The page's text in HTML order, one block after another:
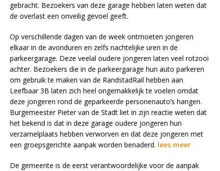
gebracht. Bezoekers van deze garage hebben laten weten dat
de overlast een onveilig gevoel geeft.
Op verschillende dagen van de week ontmoeten jongeren
elkaar in de avonduren en zelfs nachtelijke uren in de
parkeergarage. Deze veelal oudere jongeren laten veel rotzooi
achter. Bezoekers die in de parkeergarage hun auto parkeren
om gebruik te maken van de RandstadRail hebben aan
Leefbaar 3B laten zich heel ongemakkelijk te voelen omdat
deze jongeren rond de geparkeerde personenauto’s hangen.
Burgemeester Pieter van de Stadt liet in zijn reactie weten dat
het bekend is dat in deze garage oudere jongeren hun
verzamelplaats hebben verworven en dat deze jongeren met
een groepsgerichte aanpak worden benaderd. lees meer
De gemeente is de eerst verantwoordelijke voor de aanpak